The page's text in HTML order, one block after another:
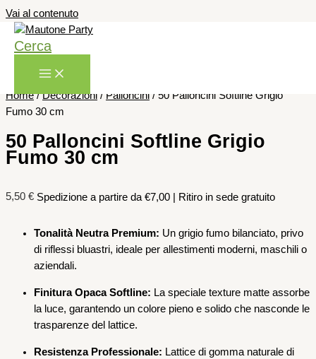
Vai al contenuto
Cerca
Home/Decorazioni / Palloncini / 50 Palloncini Softline Grigio
Fumo 30 cm
50 Palloncini Softline Grigio
Fumo 30 cm
5,50 € Spedizione a partire da €7,00 | Ritiro in sede gratuito
Tonalità Neutra Premium: Un grigio fumo bilanciato, privo
di riflessi bluastri, ideale per allestimenti moderni, maschili o
aziendali.
Finitura Opaca Softline: La speciale texture matte assorbe
la luce, garantendo un colore pieno e solido che nasconde le
trasparenze del lattice.
Resistenza Professionale: Lattice di gomma naturale di